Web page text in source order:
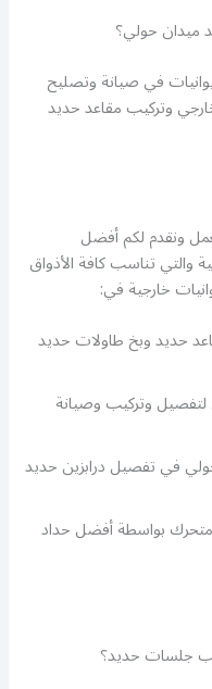
ميدان حولي؟
في صيانة وتصليح
وتركيب مقاعد حديد
ونقدم لكم أفضل
والتي تناسب كافة الأذواق
خارجية في:
حديد وبخ طاولات حديد
وتركيب وصيانة
في تفصيل درابزين حديد
بواسطة أفضل حداد
جلسات حديد؟